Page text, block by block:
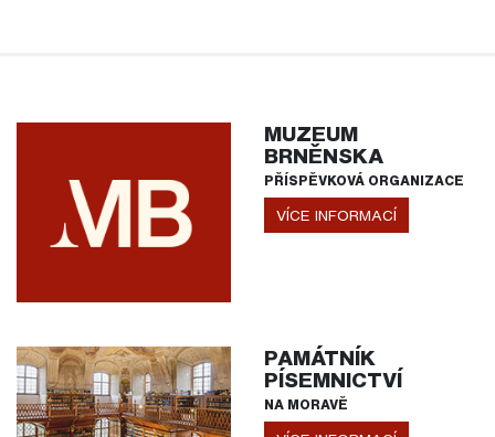
MUZEUM
BRNĚNSKA
PŘÍSPĚVKOVÁ ORGANIZACE
VÍCE INFORMACÍ
PAMÁTNÍK
PÍSEMNICTVÍ
NA MORAVĚ